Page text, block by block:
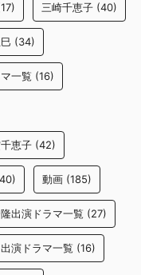
三崎千恵子 (40)
(34)
一覧 (16)
恵子 (42)
動画 (185)
出演ドラマ一覧 (27)
演ドラマ一覧 (16)